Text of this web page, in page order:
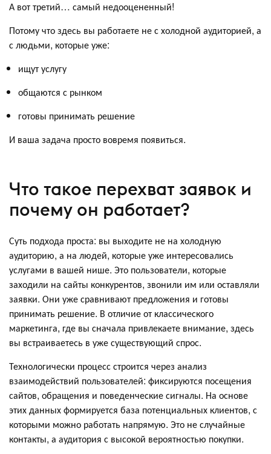
А вот третий… самый недооцененный!
Потому что здесь вы работаете не с холодной аудиторией, а
с людьми, которые уже:
ищут услугу
общаются с рынком
готовы принимать решение
И ваша задача просто вовремя появиться.
Что такое перехват заявок и
почему он работает?
Суть подхода проста: вы выходите не на холодную
аудиторию, а на людей, которые уже интересовались
услугами в вашей нише. Это пользователи, которые
заходили на сайты конкурентов, звонили им или оставляли
заявки. Они уже сравнивают предложения и готовы
принимать решение. В отличие от классического
маркетинга, где вы сначала привлекаете внимание, здесь
вы встраиваетесь в уже существующий спрос.
Технологически процесс строится через анализ
взаимодействий пользователей: фиксируются посещения
сайтов, обращения и поведенческие сигналы. На основе
этих данных формируется база потенциальных клиентов, с
которыми можно работать напрямую. Это не случайные
контакты, а аудитория с высокой вероятностью покупки.